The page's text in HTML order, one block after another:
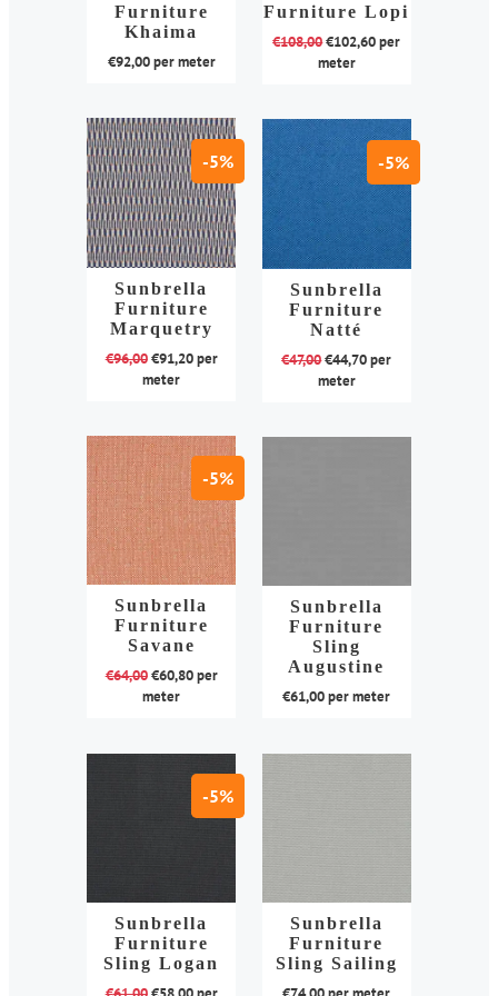
gekozen
productpagina
op
Furniture
Khaima
€92,00per meter
product
heeft
meerdere
variaties.
Deze
optie
gekozen
Furniture Lopi
€108,00€102,60per
meter
product
heeft
meerdere
variaties.
Deze
optie
gekozen
Sunbrella
Furniture
Marquetry
-5%
€96,00€91,20per
meter
product
heeft
meerdere
variaties.
Deze
optie
gekozen
Sunbrella
Furniture
Natté
-5%
€47,00€44,70per
meter
optie
gekozen
worden
Sunbrella
Furniture
Savane
-5%
€64,00€60,80per
meter
optie
gekozen
worden
Sunbrella
Furniture
Sling
Augustine
€61,00per meter
optie
gekozen
worden
Sunbrella
Furniture
Sling Logan
-5%
Sunbrella
Furniture
Sling Sailing